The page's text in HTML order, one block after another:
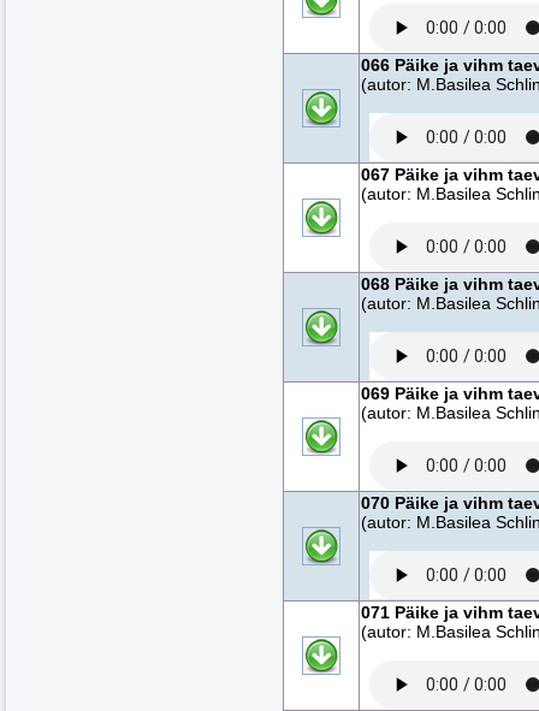
066 Päike ja vihm
(autor: M.Basilea
067 Päike ja vihm
(autor: M.Basilea
068 Päike ja vihm
(autor: M.Basilea
069 Päike ja vihm
(autor: M.Basilea
070 Päike ja vihm
(autor: M.Basilea
071 Päike ja vihm
(autor: M.Basilea